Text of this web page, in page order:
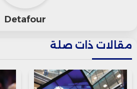
المنفذة بلغ 455
359% مقارنة بالعام الماضي.
وتوقعت الشركة أن تصل إيرادات
Detafour
مقالات ذات صلة